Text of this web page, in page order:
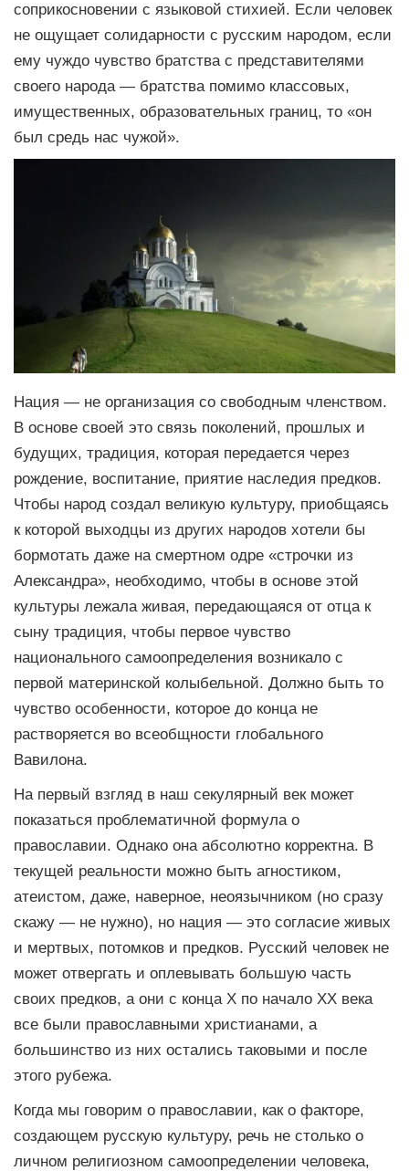
соприкосновении с языковой стихией. Если человек
не ощущает солидарности с русским народом, если
ему чуждо чувство братства с представителями
своего народа — братства помимо классовых,
имущественных, образовательных границ, то «он
был средь нас чужой».
Нация — не организация со свободным членством.
В основе своей это связь поколений, прошлых и
будущих, традиция, которая передается через
рождение, воспитание, приятие наследия предков.
Чтобы народ создал великую культуру, приобщаясь
к которой выходцы из других народов хотели бы
бормотать даже на смертном одре «строчки из
Александра», необходимо, чтобы в основе этой
культуры лежала живая, передающаяся от отца к
сыну традиция, чтобы первое чувство
национального самоопределения возникало с
первой материнской колыбельной. Должно быть то
чувство особенности, которое до конца не
растворяется во всеобщности глобального
Вавилона.
На первый взгляд в наш секулярный век может
показаться проблематичной формула о
православии. Однако она абсолютно корректна. В
текущей реальности можно быть агностиком,
атеистом, даже, наверное, неоязычником (но сразу
скажу — не нужно), но нация — это согласие живых
и мертвых, потомков и предков. Русский человек не
может отвергать и оплевывать большую часть
своих предков, а они с конца Х по начало ХХ века
все были православными христианами, а
большинство из них остались таковыми и после
этого рубежа.
Когда мы говорим о православии, как о факторе,
создающем русскую культуру, речь не столько о
личном религиозном самоопределении человека,